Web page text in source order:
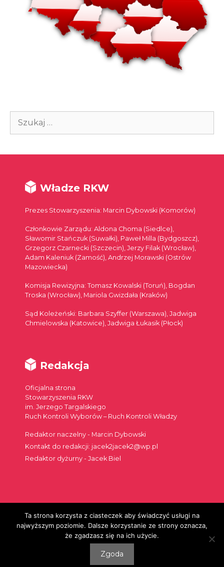
Szukaj:
Władze RKW
Prezes Stowarzyszenia: Marcin Dybowski (Komorów)
Członkowie Zarządu: Aldona Choma (Siedlce),
Sławomir Stańczuk (Suwałki), Paweł Milla (Bydgoszcz),
Grzegorz Czarnecki (Szczecin), Jerzy Filak (Wrocław),
Adam Kaleniuk (Zamość), Andrzej Morawski (Ostrów
Mazowiecka)
Komisja Rewizyjna: Tomasz Kowalski (Toruń), Bogdan
Troska (Wrocław), Mariola Gwizdała (Kraków)
Sąd Koleżeński: Barbara Szyffer (Warszawa), Jadwiga
Chmielowska (Katowice), Jadwiga Łukasik (Płock)
Redakcja
Oficjalna strona
Stowarzyszenia RKW
im. Jerzego Targalskiego
Ruch Kontroli Wyborów – Ruch Kontroli Władzy
Redaktor naczelny - Marcin Dybowski
Kontakt do redakcji: jacek2jacek2@wp.pl
Redaktor dyżurny - Jacek Biel
Szukaj:
© 2026
Ta strona korzysta z ciasteczek aby świadczyć usługi na
najwyższym poziomie. Dalsze korzystanie ze strony oznacza,
że zgadzasz się na ich użycie.
Zgoda